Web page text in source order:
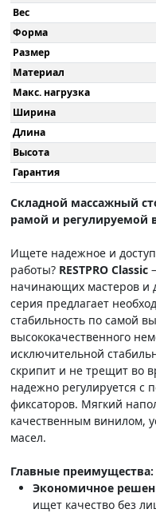
Вес
Форма
Размер
Материал
Макс. нагрузка
Ширина
Длина
Высота
Гарантия
Складной массажный
рамой и регулируемой
Ищете надежное и
работы? RESTPRO Classic
начинающих мастеров и
серия предлагает
стабильность по самой
высококачественного
исключительной
скрипит и не трещит во
надежно регулируется
фиксаторов. Мягкий
качественным винилом,
масел.
Главные преимущества:
Экономичное
ищет качество без